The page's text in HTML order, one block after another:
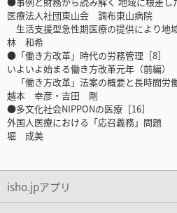
医療法人社団東山会 調布東山病院
生活支援型急性期医療の提供により地
林 和希
●「働き方改革」時代の労務管理［8］
いよいよ始まる働き方改革元年（前編）
「働き方改革」法案の概要と長時間労
越本 幸彦・吉田 剛
●多文化社会NIPPONの医療［16］
外国人医療における「応召義務」問題
堀 成美
isho.jpアプリ